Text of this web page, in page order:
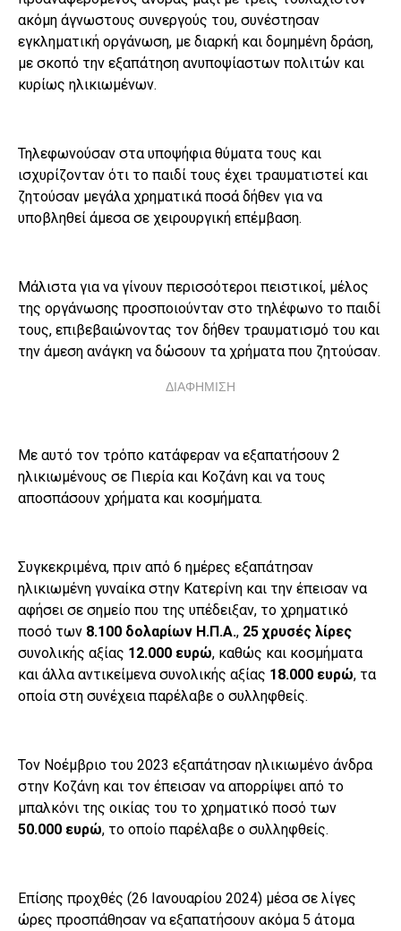
ακόμη άγνωστους συνεργούς του, συνέστησαν
εγκληματική οργάνωση, με διαρκή και δομημένη δράση,
με σκοπό την εξαπάτηση ανυποψίαστων πολιτών και
κυρίως ηλικιωμένων.
Τηλεφωνούσαν στα υποψήφια θύματα τους και
ισχυρίζονταν ότι το παιδί τους έχει τραυματιστεί και
ζητούσαν μεγάλα χρηματικά ποσά δήθεν για να
υποβληθεί άμεσα σε χειρουργική επέμβαση.
Μάλιστα για να γίνουν περισσότεροι πειστικοί, μέλος
της οργάνωσης προσποιούνταν στο τηλέφωνο το παιδί
τους, επιβεβαιώνοντας τον δήθεν τραυματισμό του και
την άμεση ανάγκη να δώσουν τα χρήματα που ζητούσαν.
ΔΙΑΦΗΜΙΣΗ
Με αυτό τον τρόπο κατάφεραν να εξαπατήσουν 2
ηλικιωμένους σε Πιερία και Κοζάνη και να τους
αποσπάσουν χρήματα και κοσμήματα.
Συγκεκριμένα, πριν από 6 ημέρες εξαπάτησαν
ηλικιωμένη γυναίκα στην Κατερίνη και την έπεισαν να
αφήσει σε σημείο που της υπέδειξαν, το χρηματικό
ποσό των 8.100 δολαρίων Η.Π.Α., 25 χρυσές λίρες
συνολικής αξίας 12.000 ευρώ, καθώς και κοσμήματα
και άλλα αντικείμενα συνολικής αξίας 18.000 ευρώ, τα
οποία στη συνέχεια παρέλαβε ο συλληφθείς.
Τον Νοέμβριο του 2023 εξαπάτησαν ηλικιωμένο άνδρα
στην Κοζάνη και τον έπεισαν να απορρίψει από το
μπαλκόνι της οικίας του το χρηματικό ποσό των
50.000 ευρώ, το οποίο παρέλαβε ο συλληφθείς.
Επίσης προχθές (26 Ιανουαρίου 2024) μέσα σε λίγες
ώρες προσπάθησαν να εξαπατήσουν ακόμα 5 άτομα